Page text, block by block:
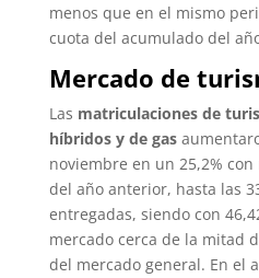
menos que en el mismo
cuota del acumulado del
Mercado de
Las matriculaciones de
híbridos y de gas
noviembre en un 25,2%
del año anterior, hasta las
entregadas, siendo con
mercado cerca de la mitad
del mercado general. En el